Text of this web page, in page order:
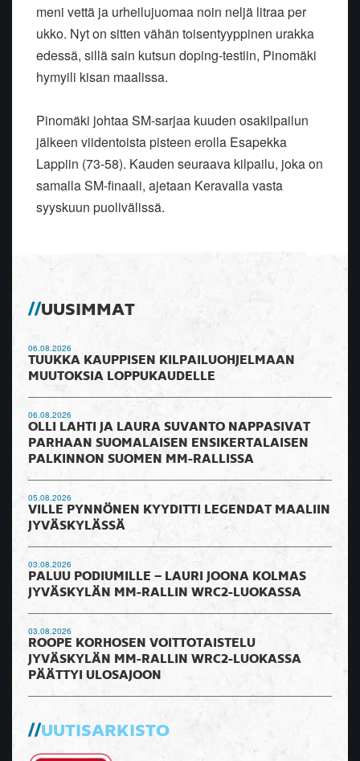
meni vettä ja urheilujuomaa noin neljä litraa per
ukko. Nyt on sitten vähän toisentyyppinen urakka
edessä, sillä sain kutsun doping-testiin, Pinomäki
hymyili kisan maalissa.
Pinomäki johtaa SM-sarjaa kuuden osakilpailun
jälkeen viidentoista pisteen erolla Esapekka
Lappiin (73-58). Kauden seuraava kilpailu, joka on
samalla SM-finaali, ajetaan Keravalla vasta
syyskuun puolivälissä.
UUSIMMAT
06.08.2026
TUUKKA KAUPPISEN KILPAILUOHJELMAAN
MUUTOKSIA LOPPUKAUDELLE
06.08.2026
OLLI LAHTI JA LAURA SUVANTO NAPPASIVAT
PARHAAN SUOMALAISEN ENSIKERTALAISEN
PALKINNON SUOMEN MM-RALLISSA
05.08.2026
VILLE PYNNÖNEN KYYDITTI LEGENDAT MAALIIN
JYVÄSKYLÄSSÄ
03.08.2026
PALUU PODIUMILLE – LAURI JOONA KOLMAS
JYVÄSKYLÄN MM-RALLIN WRC2-LUOKASSA
03.08.2026
ROOPE KORHOSEN VOITTOTAISTELU
JYVÄSKYLÄN MM-RALLIN WRC2-LUOKASSA
PÄÄTTYI ULOSAJOON
UUTISARKISTO